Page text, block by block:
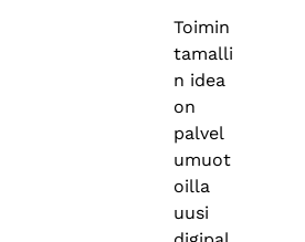
Toimin
tamalli
n idea
on
palvel
umuot
oilla
uusi